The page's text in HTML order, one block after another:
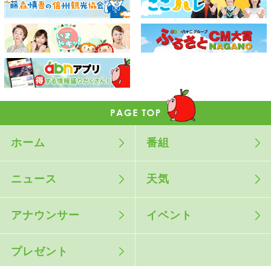
ホーム 番組
ニュース 天気
アナウンサー イベント
プレゼント